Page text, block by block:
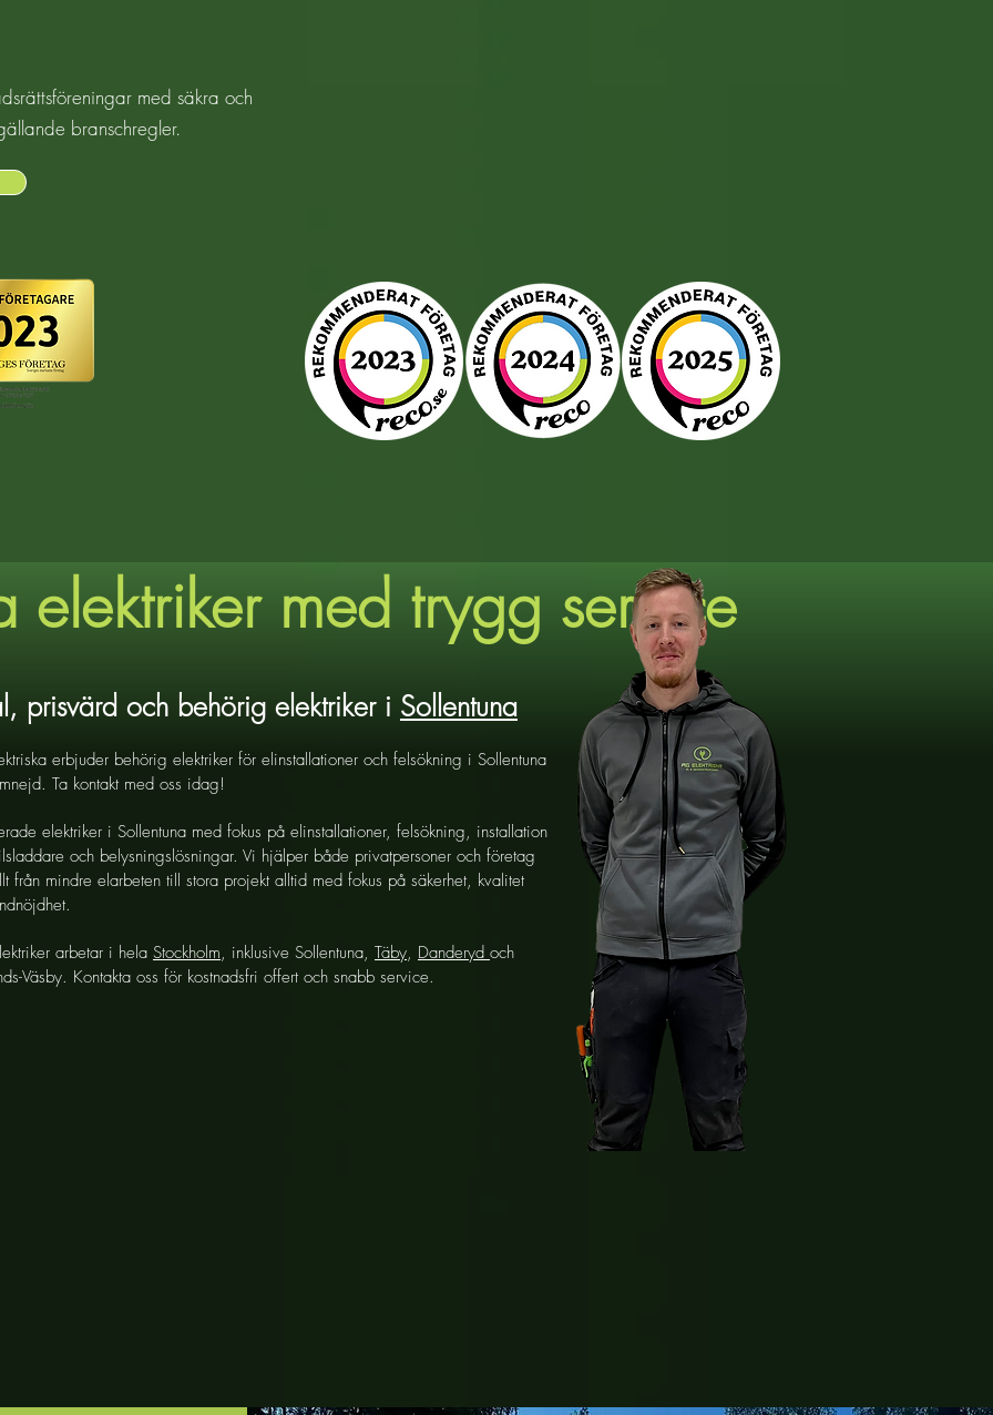
med säkra och
branschregler.
elektriker med trygg service
prisvärd och behörig elektriker i Sollentuna
erbjuder behörig elektriker för elinstallationer och felsökning i Sollentuna
Ta kontakt med oss idag!
elektriker i Sollentuna med fokus på elinstallationer, felsökning, installation
och belysningslösningar. Vi hjälper både privatpersoner och företag
från mindre elarbeten till stora projekt alltid med fokus på säkerhet, kvalitet
arbetar i hela Stockholm, inklusive Sollentuna, Täby, Danderyd och
Väsby. Kontakta oss för kostnadsfri offert och snabb service.